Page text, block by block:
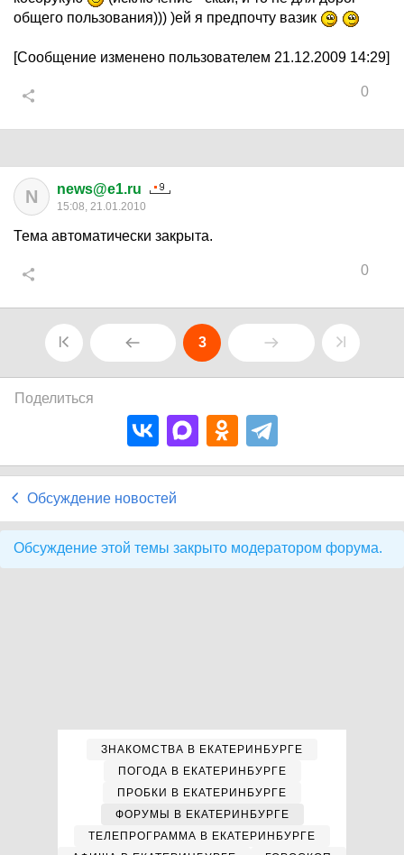
общего пользования))) )ей я предпочту вазик
[Сообщение изменено пользователем 21.12.2009 14:29]
0
N news@e1.ru
15:08, 21.01.2010
Тема автоматически закрыта.
0
3
Поделиться
Обсуждение новостей
Обсуждение этой темы закрыто модератором форума.
ЗНАКОМСТВА В ЕКАТЕРИНБУРГЕ
ПОГОДА В ЕКАТЕРИНБУРГЕ
ПРОБКИ В ЕКАТЕРИНБУРГЕ
ФОРУМЫ В ЕКАТЕРИНБУРГЕ
ТЕЛЕПРОГРАММА В ЕКАТЕРИНБУРГЕ